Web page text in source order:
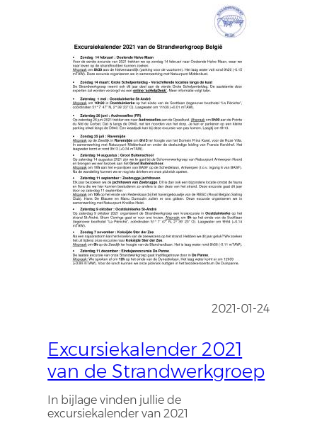
2021-01-24
Excursiekalender 2021
van de Strandwerkgroep
In bijlage vinden jullie de
excursiekalender van 2021